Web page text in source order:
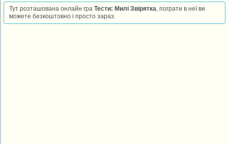
Тут розташована онлайн граТести: Милі Звірятка, пограти в неї ви
можете безкоштовно і просто зараз.